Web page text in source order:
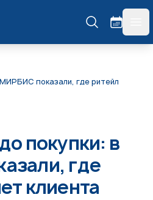
показали, где ритейл
покупки: в
где
клиента